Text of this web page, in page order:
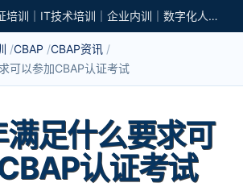
艾威培训｜职业认证培训｜IT技术培训｜企业内训｜数字化人才培养
CBAP CBAP资讯
可以参加CBAP认证考试
足什么要求可
认证考试